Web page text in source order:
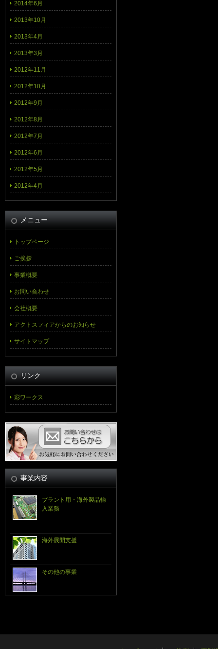
2014年6月
2013年10月
2013年4月
2013年3月
2012年11月
2012年10月
2012年9月
2012年8月
2012年7月
2012年6月
2012年5月
2012年4月
メニュー
トップページ
ご挨拶
事業概要
お問い合わせ
会社概要
アクトスフィアからのお知らせ
サイトマップ
リンク
彩ワークス
事業内容
プラント用・海外製品輸
入業務
海外展開支援
その他の事業